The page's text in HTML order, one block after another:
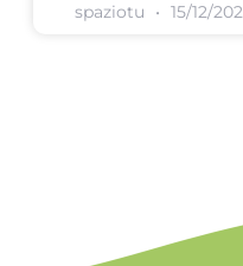
spaziotu 15/12/